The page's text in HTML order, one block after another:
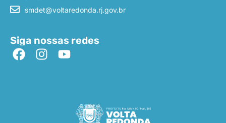
smdet@voltaredonda.rj.gov.br
Siga nossas redes